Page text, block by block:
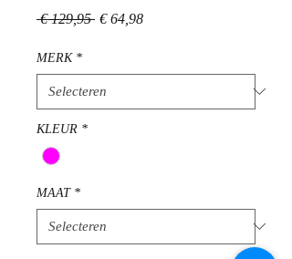
€ 129,95 Normale
€ 64,98Verkoopprijs
MERK *
KLEUR *
MAAT *